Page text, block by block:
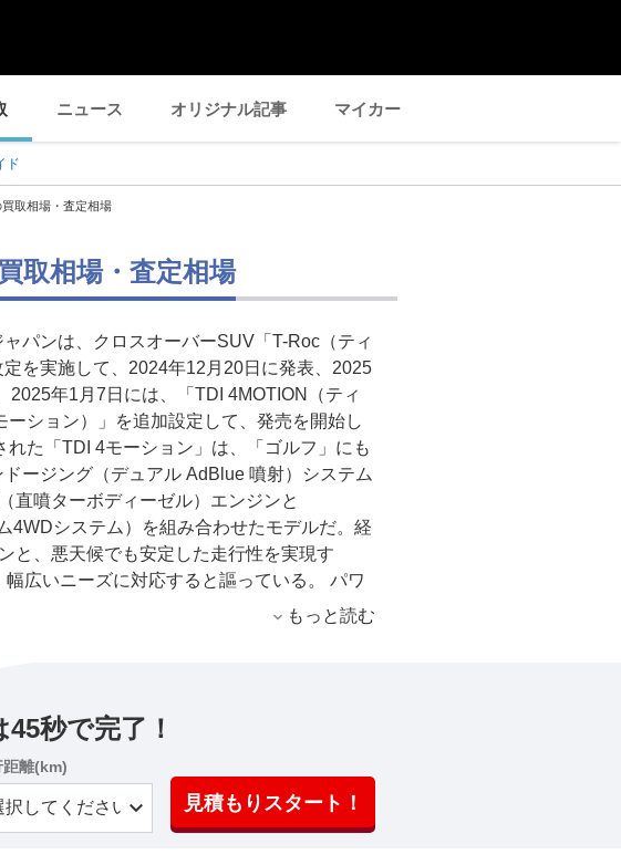
ニュース オリジナル記事 マイカー
ド
取相場・査定相場
取相場・査定相場
パンは、クロスオーバーSUV「T-Roc（ティ
を実施して、2024年12月20日に発表、2025
2025年1月7日には、「TDI 4MOTION（ティ
ーション）」を追加設定して、発売を開始し
れた「TDI 4モーション」は、「ゴルフ」にも
ージング（デュアル AdBlue 噴射）システム
直噴ターボディーゼル）エンジンと
4WDシステム）を組み合わせたモデルだ。経
と、悪天候でも安定した走行性を実現す
幅広いニーズに対応すると謳っている。 パワ
力110kW(150PS)、最大トルク360Nｍを発生
、エクステリアとインテリアの各部をブラ
Style（ブラックスタイル）」もラインナッ
もっと読む
秒で完了！
距離(km)
見積もりスタート！